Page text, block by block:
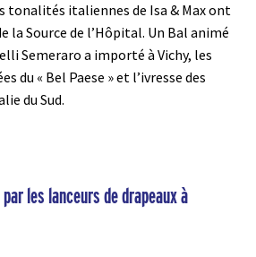
tonalités italiennes de Isa & Max ont
la Source de l’Hôpital. Un Bal animé
Semeraro a importé à Vichy, les
du « Bel Paese » et l’ivresse des
du Sud.
les lanceurs de drapeaux à